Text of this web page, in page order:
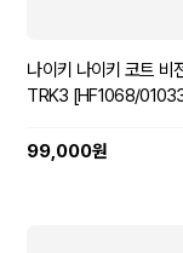
나이키 나이키 코트 비
TRK3 [HF1068/
99,000원